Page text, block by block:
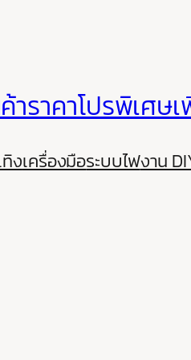
าราคาโปรพิเศ
งเครื่องมือระบบไฟงาน